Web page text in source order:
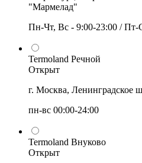
"Мармелад"
Пн-Чт, Вс - 9:00-23:00 / Пт-
Termoland Речной
Открыт
г. Москва, Ленинградское
пн-вс 00:00-24:00
Termoland Внуково
Открыт